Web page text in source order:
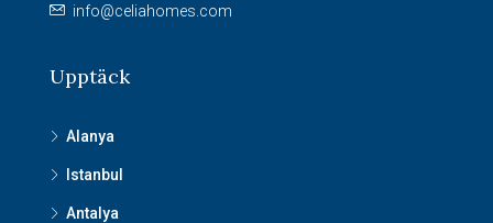
info@celiahomes.com
Upptäck
Alanya
Istanbul
Antalya